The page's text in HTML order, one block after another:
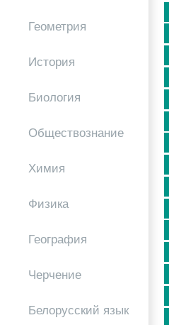
Геометрия
История
Биология
Обществознание
Химия
Физика
География
Черчение
Белорусский язык